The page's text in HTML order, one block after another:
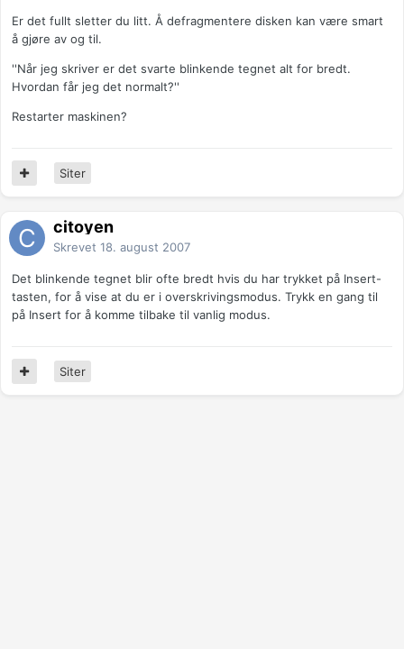
Er det fullt sletter du litt. Å defragmentere disken kan være smart
å gjøre av og til.
''Når jeg skriver er det svarte blinkende tegnet alt for bredt.
Hvordan får jeg det normalt?''
Restarter maskinen?
Siter
citoyen
Skrevet 18. august 2007
Det blinkende tegnet blir ofte bredt hvis du har trykket på Insert-
tasten, for å vise at du er i overskrivingsmodus. Trykk en gang til
på Insert for å komme tilbake til vanlig modus.
Siter